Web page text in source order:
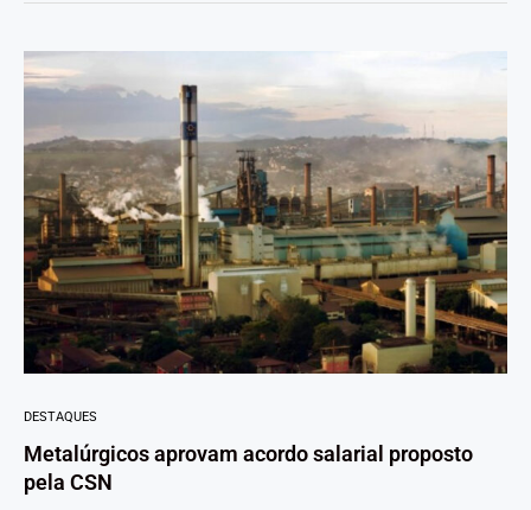
DESTAQUES
Metalúrgicos aprovam acordo salarial proposto
pela CSN